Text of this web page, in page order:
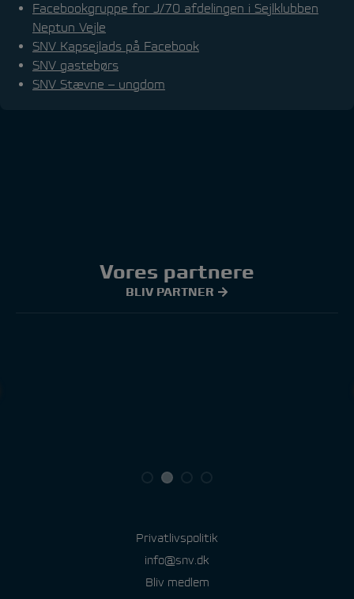
Facebookgruppe for J/70 afdelingen i Sejlklubben
Neptun Vejle
SNV Kapsejlads på Facebook
SNV gastebørs
SNV Stævne – ungdom
Vores partnere
BLIV PARTNER
Privatlivspolitik
info@snv.dk
Bliv medlem